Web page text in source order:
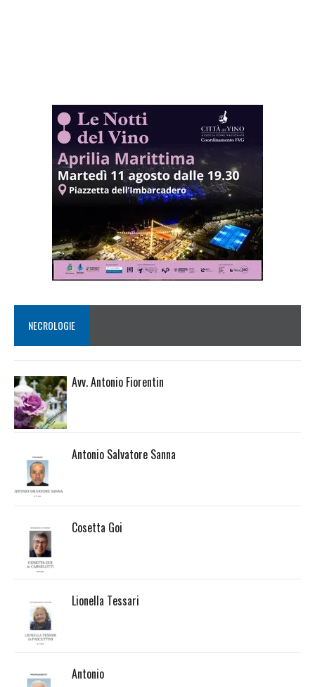
NECROLOGIE
Avv. Antonio Fiorentin
Antonio Salvatore Sanna
Cosetta Goi
Lionella Tessari
Antonio